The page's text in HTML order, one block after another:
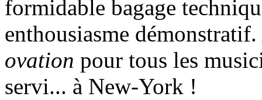
formidable bagage
enthousiasme
ovation pour tous les
servi... à New-York !